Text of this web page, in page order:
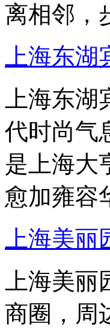
离相邻，
上海东湖
上海东
代时尚气
是上海大
愈加雍容
上海美
上海美
商圈，周